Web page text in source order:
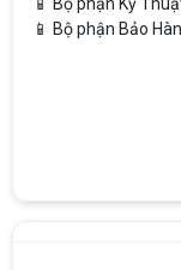
📱 Bộ phận Bảo